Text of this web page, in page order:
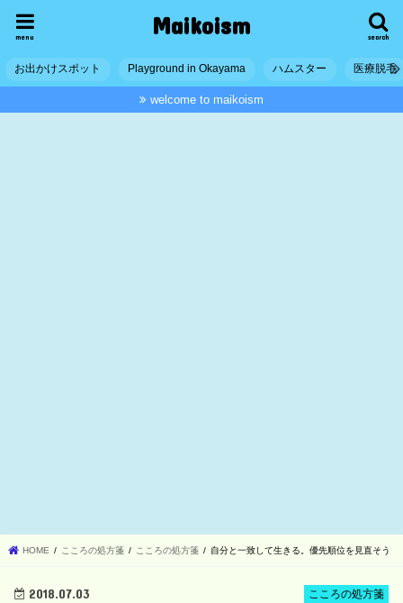
Maikoism search
menu
お出かけスポット Playground in Okayama ハムスター 医療脱毛
welcome to maikoism
HOME こころの処方箋 こころの処方箋 自分と一致して生きる。優先順位を見直そう
こころの処方箋
2018.07.03